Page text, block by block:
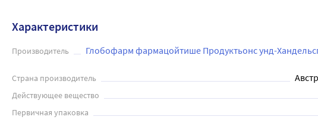
Экзодерил является эффективным противогрибковым средством,
Характеристики
Производитель
Глобофарм фармацойтише Продуктьонс унд-
Страна производитель
Действующее вещество
Первичная упаковка